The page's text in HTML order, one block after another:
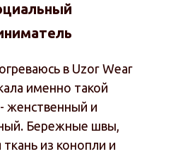
в Uzor Wear
именно такой
женственный и
Бережные швы,
из конопли и